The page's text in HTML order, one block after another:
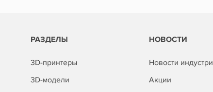
РАЗДЕЛЫ
3D-принтеры
3D-модели
НОВОСТИ
Новости
Акции